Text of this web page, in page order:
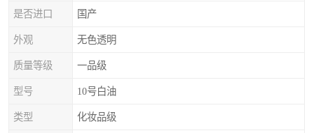
是否进口 国产
外观 无色透明
质量等级 一品级
型号 10号白油
类型 化妆品级